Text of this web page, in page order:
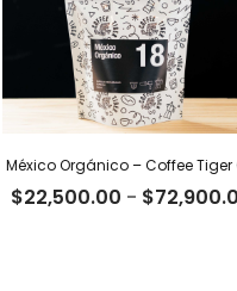
México Orgánico – Coffee Tiger
$22,500.00 - $